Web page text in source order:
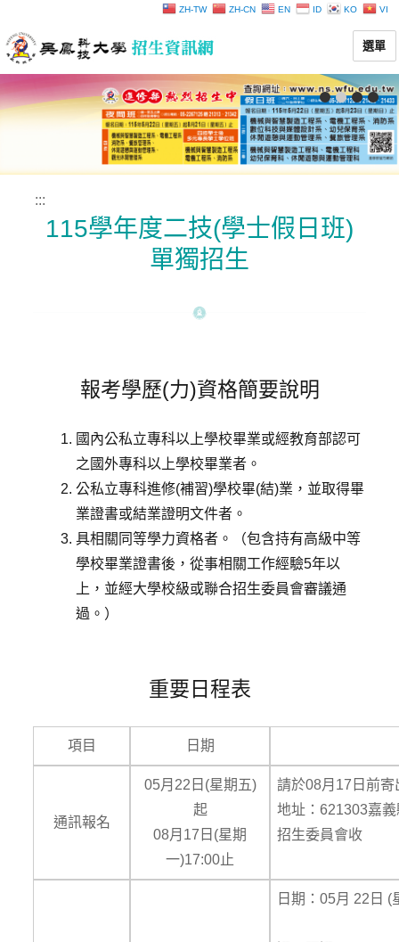
ZH-TW ZH-CN EN ID KO VI
選單
:::
115學年度二技(學士假日班)
單獨招生
報考學歷(力)資格簡要說明
國內公私立專科以上學校畢業或經教育部認可
之國外專科以上學校畢業者。
公私立專科進修(補習)學校畢(結)業，並取得畢
業證書或結業證明文件者。
具相關同等學力資格者。（包含持有高級中等
學校畢業證書後，從事相關工作經驗5年以
上，並經大學校級或聯合招生委員會審議通
過。）
重要日程表
項目 日期
通訊報名
05月22日(星期五)
起
08月17日(星期
一)17:00止
請於08月17日前
地址：621303嘉
招生委員會收
日期：05月 22日 (